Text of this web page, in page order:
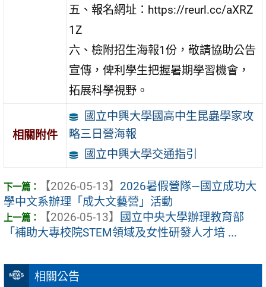
相關公告
五、報名網址：https://reurl.cc/aXRZ
1Z
六、檢附招生海報1份，敬請協助公告
宣傳，俾利學生把握暑期學習機會，
拓展科學視野。
相關附件
國立中興大學國高中生昆蟲學家攻
略三日營海報
國立中興大學交通指引
【2026-05-13】 2026暑假營隊—國立成功大
學中文系辦理「成大文藝營」活動
【2026-05-13】
國立中央大學辦理教育部
「補助大專校院STEM領域及女性研發人才培 ...